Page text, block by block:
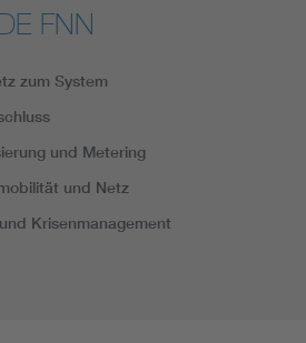
FNN
zum System
und Metering
und Netz
Krisenmanagement